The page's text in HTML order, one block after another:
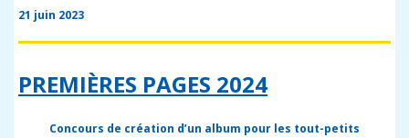
21 juin 2023
PREMIÈRES PAGES 2024
Concours de création d’un album pour les tout-petits